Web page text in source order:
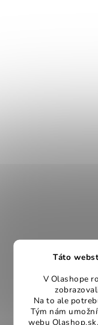
Táto
V Olashope
Na to ale
Tým nám
webu